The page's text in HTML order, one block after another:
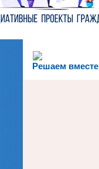
Решаем вместе